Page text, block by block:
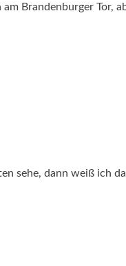
Brandenburger Tor,
sehe, dann weiß ich